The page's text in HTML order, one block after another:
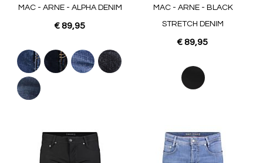
MAC - ARNE - ALPHA DENIM
€ 89,95
MAC - ARNE - BLACK
STRETCH DENIM
€ 89,95